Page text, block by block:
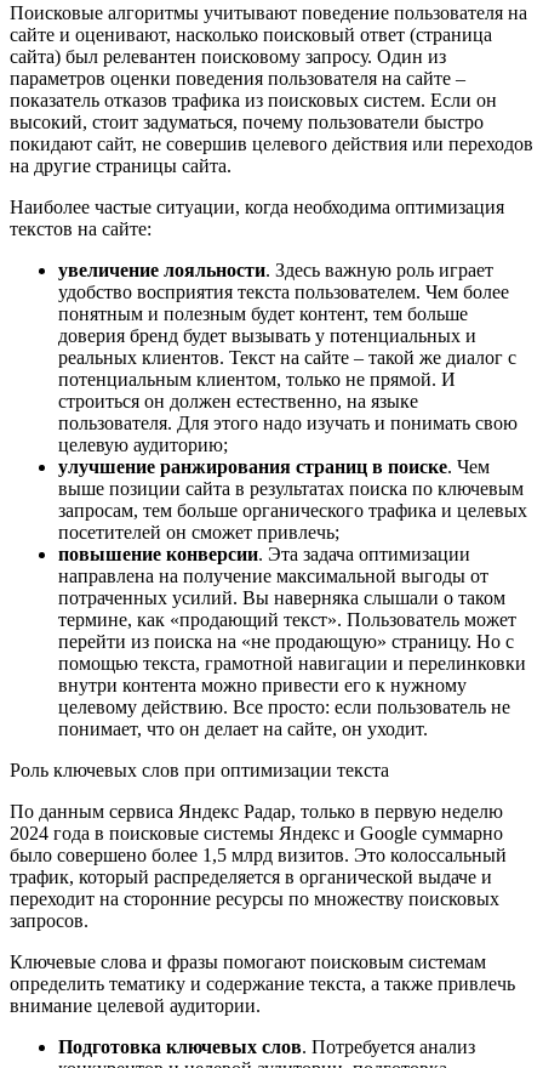
Поисковые алгоритмы учитывают поведение пользователя на
сайте и оценивают, насколько поисковый ответ (страница
сайта) был релевантен поисковому запросу. Один из
параметров оценки поведения пользователя на сайте –
показатель отказов трафика из поисковых систем. Если он
высокий, стоит задуматься, почему пользователи быстро
покидают сайт, не совершив целевого действия или переходов
на другие страницы сайта.
Наиболее частые ситуации, когда необходима оптимизация
текстов на сайте:
увеличение лояльности. Здесь важную роль играет
удобство восприятия текста пользователем. Чем более
понятным и полезным будет контент, тем больше
доверия бренд будет вызывать у потенциальных и
реальных клиентов. Текст на сайте – такой же диалог с
потенциальным клиентом, только не прямой. И
строиться он должен естественно, на языке
пользователя. Для этого надо изучать и понимать свою
целевую аудиторию;
улучшение ранжирования страниц в поиске. Чем
выше позиции сайта в результатах поиска по ключевым
запросам, тем больше органического трафика и целевых
посетителей он сможет привлечь;
повышение конверсии. Эта задача оптимизации
направлена на получение максимальной выгоды от
потраченных усилий. Вы наверняка слышали о таком
термине, как «продающий текст». Пользователь может
перейти из поиска на «не продающую» страницу. Но с
помощью текста, грамотной навигации и перелинковки
внутри контента можно привести его к нужному
целевому действию. Все просто: если пользователь не
понимает, что он делает на сайте, он уходит.
Роль ключевых слов при оптимизации текста
По данным сервиса Яндекс Радар, только в первую неделю
2024 года в поисковые системы Яндекс и Google суммарно
было совершено более 1,5 млрд визитов. Это колоссальный
трафик, который распределяется в органической выдаче и
переходит на сторонние ресурсы по множеству поисковых
запросов.
Ключевые слова и фразы помогают поисковым системам
определить тематику и содержание текста, а также привлечь
внимание целевой аудитории.
Подготовка ключевых слов. Потребуется анализ